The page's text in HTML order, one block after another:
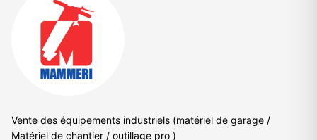
Vente des équipements industriels (matériel de garage /
Matériel de chantier / outillage pro )